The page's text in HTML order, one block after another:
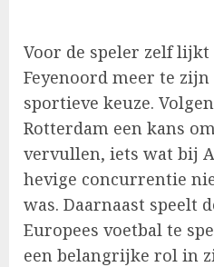
Voor de speler zelf lijkt
Feyenoord meer te
sportieve keuze.
Rotterdam een kans
vervullen, iets wat bij
hevige concurrentie
was. Daarnaast speelt
Europees voetbal te
een belangrijke rol in